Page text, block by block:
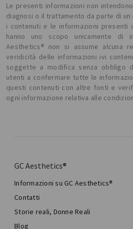
Le presenti informazioni non
diagnosi o il trattamento da parte di
i contenuti e le informazioni
hanno uno scopo unicamente di
Aesthetics® non si assume alcuna
veridicità delle informazioni ivi
soggette a modifica senza obbligo
utenti a confermare tutte le
questi contenuti con altre fonti e
ogni informazione relativa alle
GC Aesthetics®
Informazioni su GC Aesthetics®
Contatti
Storie reali, Donne Reali
Blog